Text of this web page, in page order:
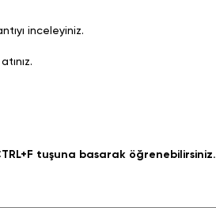
inceleyiniz.
tuşuna basarak öğrenebilirsiniz.